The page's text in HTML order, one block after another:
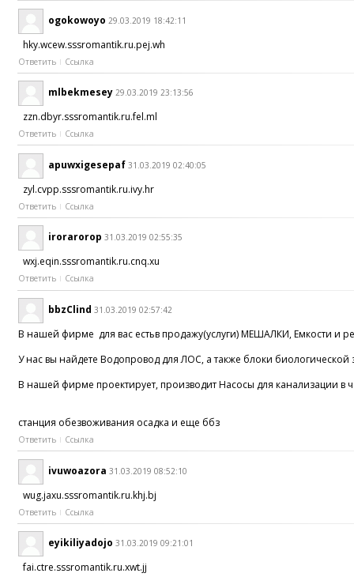
ogokowoyo 29.03.2019 18:42:11
hky.wcew.sssromantik.ru.pej.wh
Ответить Ссылка
mlbekmesey 29.03.2019 23:13:56
zzn.dbyr.sssromantik.ru.fel.ml
Ответить Ссылка
apuwxigesepaf 31.03.2019 02:40:05
zyl.cvpp.sssromantik.ru.ivy.hr
Ответить Ссылка
irorarorop 31.03.2019 02:55:35
wxj.eqin.sssromantik.ru.cnq.xu
Ответить Ссылка
bbzClind 31.03.2019 02:57:42
В нашей фирме для вас естьв продажу(услуги) МЕШАЛКИ, Емкости
У нас вы найдете Водопровод для ЛОС, а также блоки
В нашей фирме проектирует, производит Насосы для канализации в
станция обезвоживания осадка и еще ббз
Ответить Ссылка
ivuwoazora 31.03.2019 08:52:10
wug.jaxu.sssromantik.ru.khj.bj
Ответить Ссылка
eyikiliyadojo 31.03.2019 09:21:01
fai.ctre.sssromantik.ru.xwt.jj